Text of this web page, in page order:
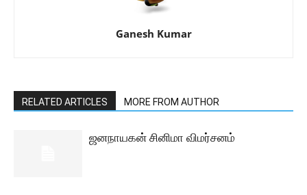
Ganesh Kumar
RELATED ARTICLES MORE FROM AUTHOR
ஜனநாயகன் சினிமா விமர்சனம்